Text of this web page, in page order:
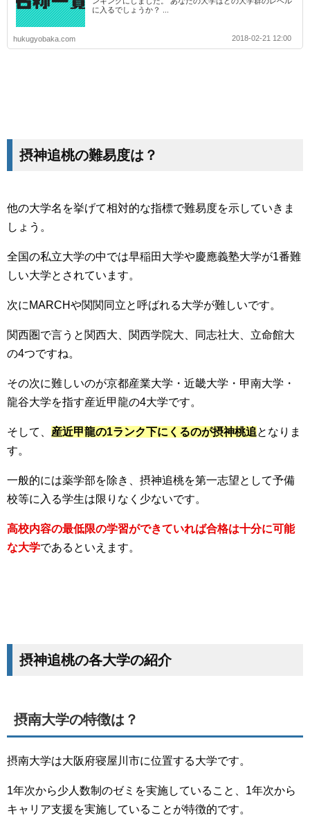
に入るでしょうか？ ...
hukugyobaka.com 2018-02-21 12:00
摂神追桃の難易度は？
他の大学名を挙げて相対的な指標で難易度を示していきま
しょう。
全国の私立大学の中では早稲田大学や慶應義塾大学が1番難
しい大学とされています。
次にMARCHや関関同立と呼ばれる大学が難しいです。
関西圏で言うと関西大、関西学院大、同志社大、立命館大
の4つですね。
その次に難しいのが京都産業大学・近畿大学・甲南大学・
龍谷大学を指す産近甲龍の4大学です。
そして、 産近甲龍の1ランク下にくるのが摂神桃追となりま
す。
一般的には薬学部を除き、摂神追桃を第一志望として予備
校等に入る学生は限りなく少ないです。
高校内容の最低限の学習ができていれば合格は十分に可能
な大学であるといえます。
摂神追桃の各大学の紹介
摂南大学の特徴は？
摂南大学は大阪府寝屋川市に位置する大学です。
1年次から少人数制のゼミを実施していること、1年次から
キャリア支援を実施していることが特徴的です。